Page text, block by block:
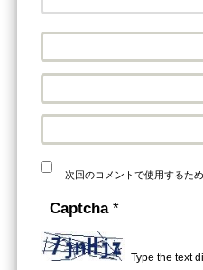
次回のコメントで使用するた
Captcha *
Type the text